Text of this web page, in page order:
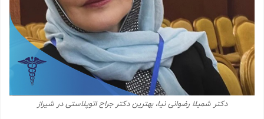
دکتر شمیلا رضوانی نیا، بهترین دکتر جراح اتوپلاستی در شیراز